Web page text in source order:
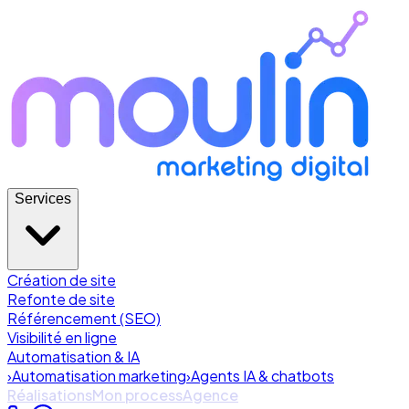
Services
Création de site
Refonte de site
Référencement (SEO)
Visibilité en ligne
Automatisation & IA
›Automatisation marketing›Agents IA & chatbots
RéalisationsMon processAgence